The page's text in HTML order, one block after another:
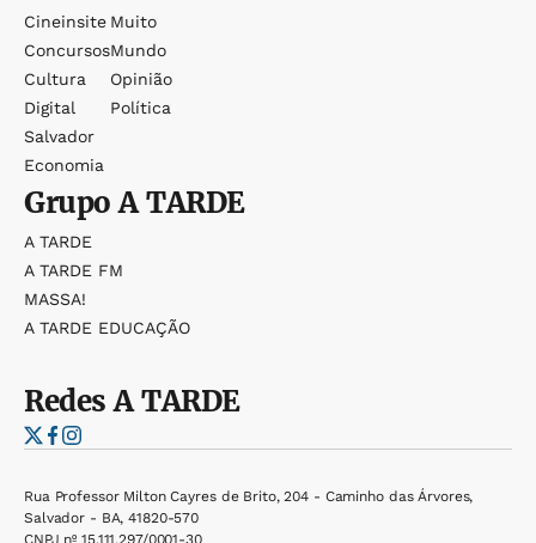
Cineinsite
Concursos
Cultura
Digital
Salvador
Economia
Muito
Mundo
Opinião
Política
GrupoA TARDE
A TARDE
A TARDE FM
MASSA!
A TARDE EDUCAÇÃO
RedesA TARDE
Rua Professor Milton Cayres de Brito, 204 - Caminho das Árvores,
Salvador - BA, 41820-570
CNPJ nº 15.111.297/0001-30